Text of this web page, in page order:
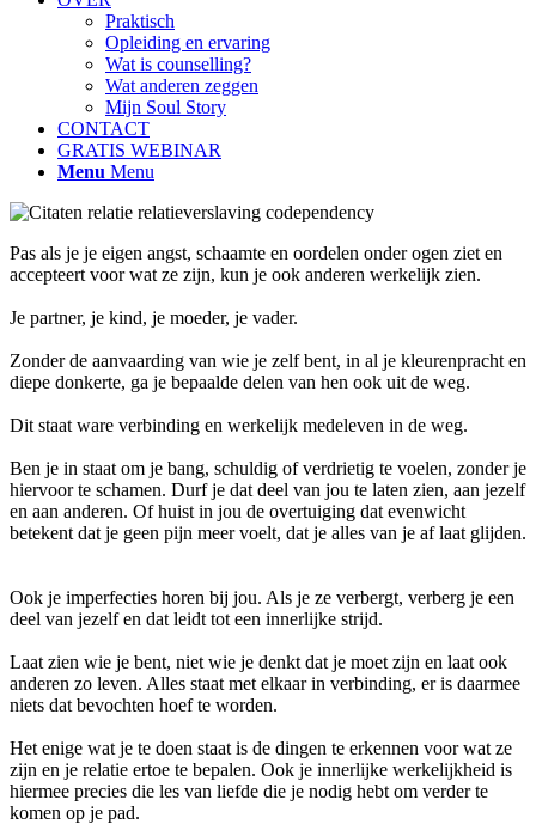
Praktisch
Opleiding en ervaring
Wat is counselling?
Wat anderen zeggen
Mijn Soul Story
CONTACT
GRATIS WEBINAR
Menu Menu
Pas als je je eigen angst, schaamte en oordelen onder ogen ziet en
accepteert voor wat ze zijn, kun je ook anderen werkelijk zien. ⁠
Je partner, je kind, je moeder, je vader. ⁠
Zonder de aanvaarding van wie je zelf bent, in al je kleurenpracht en
diepe donkerte, ga je bepaalde delen van hen ook uit de weg. ⁠
Dit staat ware verbinding en werkelijk medeleven in de weg. ⁠
Ben je in staat om je bang, schuldig of verdrietig te voelen, zonder je
hiervoor te schamen. Durf je dat deel van jou te laten zien, aan jezelf
en aan anderen. Of huist in jou de overtuiging dat evenwicht
betekent dat je geen pijn meer voelt, dat je alles van je af laat glijden.
Ook je imperfecties horen bij jou. Als je ze verbergt, verberg je een
deel van jezelf en dat leidt tot een innerlijke strijd. ⁠
Laat zien wie je bent, niet wie je denkt dat je moet zijn en laat ook
anderen zo leven. Alles staat met elkaar in verbinding, er is daarmee
niets dat bevochten hoef te worden. ⁠
Het enige wat je te doen staat is de dingen te erkennen voor wat ze
zijn en je relatie ertoe te bepalen. Ook je innerlijke werkelijkheid is
hiermee precies die les van liefde die je nodig hebt om verder te
komen op je pad. ⁠